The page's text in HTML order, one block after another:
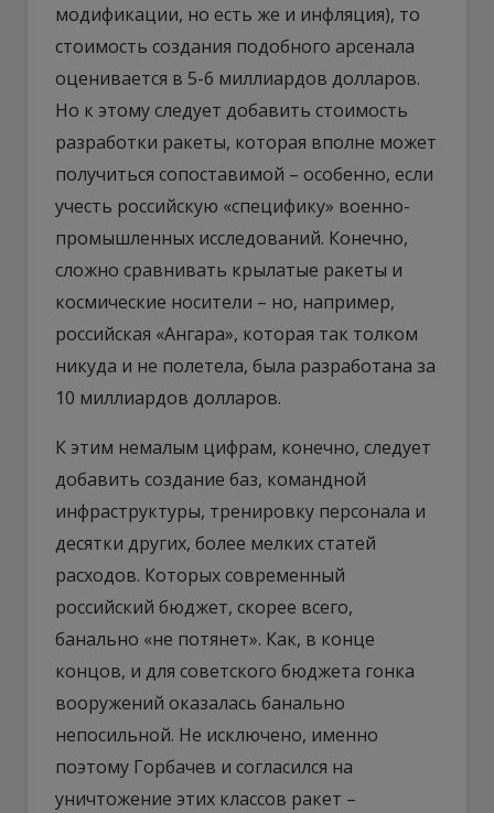
модификации, но есть же и инфляция), то
стоимость создания подобного арсенала
оценивается в 5-6 миллиардов долларов.
Но к этому следует добавить стоимость
разработки ракеты, которая вполне может
получиться сопоставимой – особенно, если
учесть российскую «специфику» военно-
промышленных исследований. Конечно,
сложно сравнивать крылатые ракеты и
космические носители – но, например,
российская «Ангара», которая так толком
никуда и не полетела, была разработана за
10 миллиардов долларов.
К этим немалым цифрам, конечно, следует
добавить создание баз, командной
инфраструктуры, тренировку персонала и
десятки других, более мелких статей
расходов. Которых современный
российский бюджет, скорее всего,
банально «не потянет». Как, в конце
концов, и для советского бюджета гонка
вооружений оказалась банально
непосильной. Не исключено, именно
поэтому Горбачев и согласился на
уничтожение этих классов ракет –